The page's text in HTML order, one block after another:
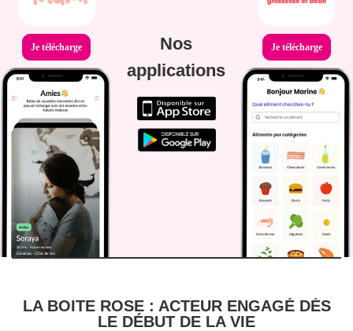
Je télécharge
Nos
applications
Je télécharge
LA BOITE ROSE : ACTEUR ENGAGÉ DÈS
LE DÉBUT DE LA VIE